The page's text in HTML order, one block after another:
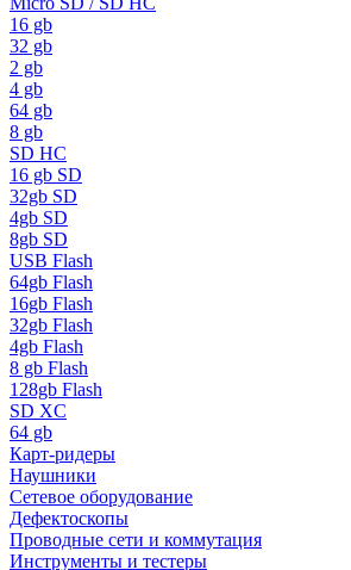
16 gb
32 gb
2 gb
4 gb
64 gb
8 gb
SD HC
16 gb SD
32gb SD
4gb SD
8gb SD
USB Flash
64gb Flash
16gb Flash
32gb Flash
4gb Flash
8 gb Flash
128gb Flash
SD XC
64 gb
Карт-ридеры
Наушники
Сетевое оборудование
Дефектоскопы
Проводные сети и коммутация
Инструменты и тестеры